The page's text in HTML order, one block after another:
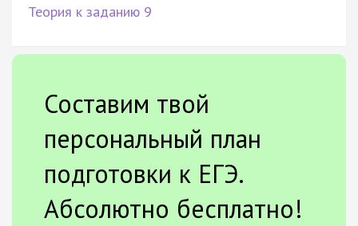
Теория к заданию 9
Составим твой
персональный план
подготовки к ЕГЭ.
Абсолютно бесплатно!